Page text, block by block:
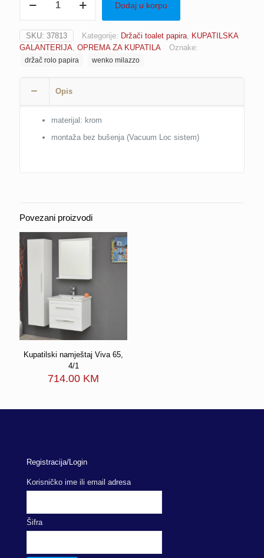
rolo
"Vacuum
Loc
sistem"
WENKO
Dodaj u korpu
SKU: 37813 Kategorije: Držači toalet papira, KUPATILSKA
GALANTERIJA, OPREMA ZA KUPATILA Oznake:
držač rolo papira wenko milazzo
Opis
materijal: krom
montaža bez bušenja (Vacuum Loc sistem)
Povezani proizvodi
Kupatilski namještaj Viva 65,
4/1
714.00 KM
Registracija/Login
Korisničko ime ili email adresa
Šifra